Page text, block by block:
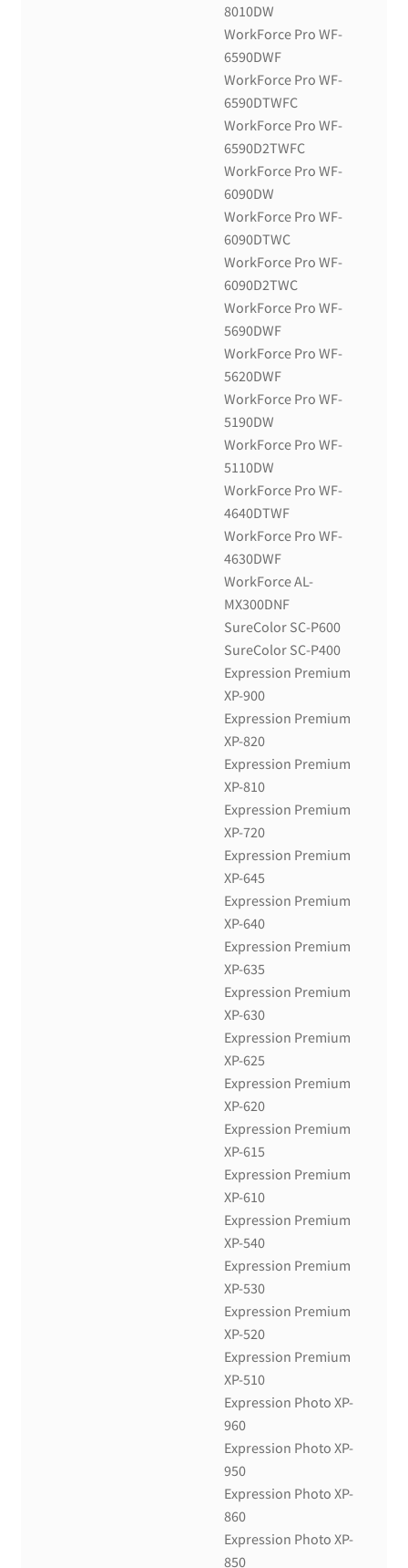
8010DW
WorkForce Pro WF-
6590DWF
WorkForce Pro WF-
6590DTWFC
WorkForce Pro WF-
6590D2TWFC
WorkForce Pro WF-
6090DW
WorkForce Pro WF-
6090DTWC
WorkForce Pro WF-
6090D2TWC
WorkForce Pro WF-
5690DWF
WorkForce Pro WF-
5620DWF
WorkForce Pro WF-
5190DW
WorkForce Pro WF-
5110DW
WorkForce Pro WF-
4640DTWF
WorkForce Pro WF-
4630DWF
WorkForce AL-
MX300DNF
SureColor SC-P600
SureColor SC-P400
Expression Premium
XP-900
Expression Premium
XP-820
Expression Premium
XP-810
Expression Premium
XP-720
Expression Premium
XP-645
Expression Premium
XP-640
Expression Premium
XP-635
Expression Premium
XP-630
Expression Premium
XP-625
Expression Premium
XP-620
Expression Premium
XP-615
Expression Premium
XP-610
Expression Premium
XP-540
Expression Premium
XP-530
Expression Premium
XP-520
Expression Premium
XP-510
Expression Photo XP-
960
Expression Photo XP-
950
Expression Photo XP-
860
Expression Photo XP-
850